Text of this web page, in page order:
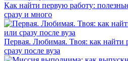
Как найти первую работу:
сразу и много
Первая. Любимая. Твоя: как найти
сразу после вуза